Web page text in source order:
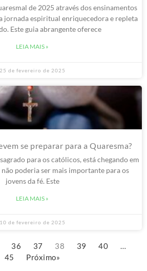
de 2025 através dos ensinamentos
jornada espiritual enriquecedora e repleta
Este guia abrangente oferece
LEIA MAIS »
25 de fevereiro de 2025
se preparar para a Quaresma?
para os católicos, está chegando em
poderia ser mais importante para os
jovens da fé. Este
LEIA MAIS »
10 de fevereiro de 2025
36 37 38 39 40
…
45
Próximo»